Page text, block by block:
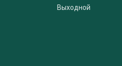
Выходной